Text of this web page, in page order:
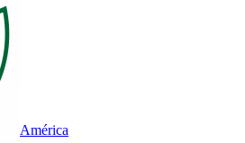
América